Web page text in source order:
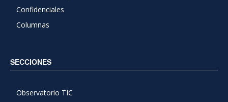
Confidenciales
Columnas
SECCIONES
Observatorio TIC